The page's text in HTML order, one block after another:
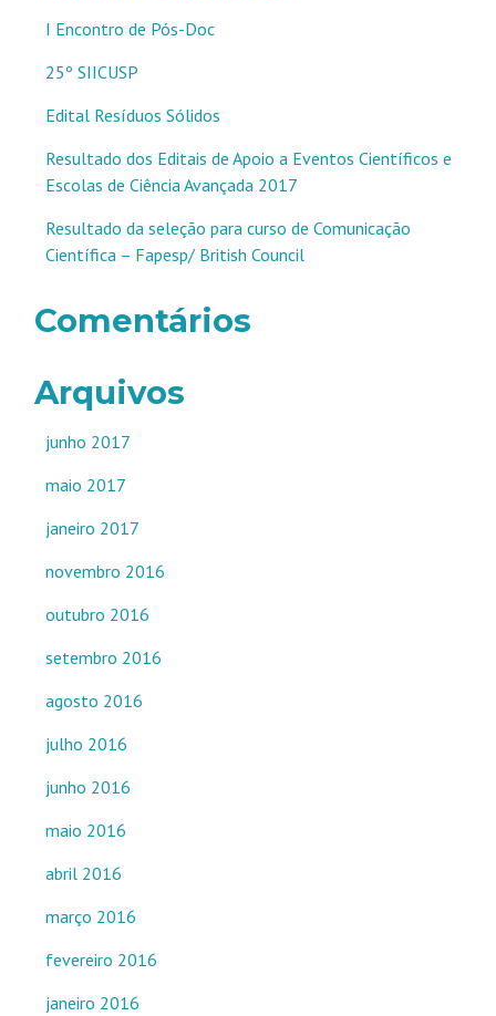
I Encontro de Pós-Doc
25º SIICUSP
Edital Resíduos Sólidos
Resultado dos Editais de Apoio a Eventos Científicos e
Escolas de Ciência Avançada 2017
Resultado da seleção para curso de Comunicação
Científica – Fapesp/ British Council
Comentários
Arquivos
junho 2017
maio 2017
janeiro 2017
novembro 2016
outubro 2016
setembro 2016
agosto 2016
julho 2016
junho 2016
maio 2016
abril 2016
março 2016
fevereiro 2016
janeiro 2016